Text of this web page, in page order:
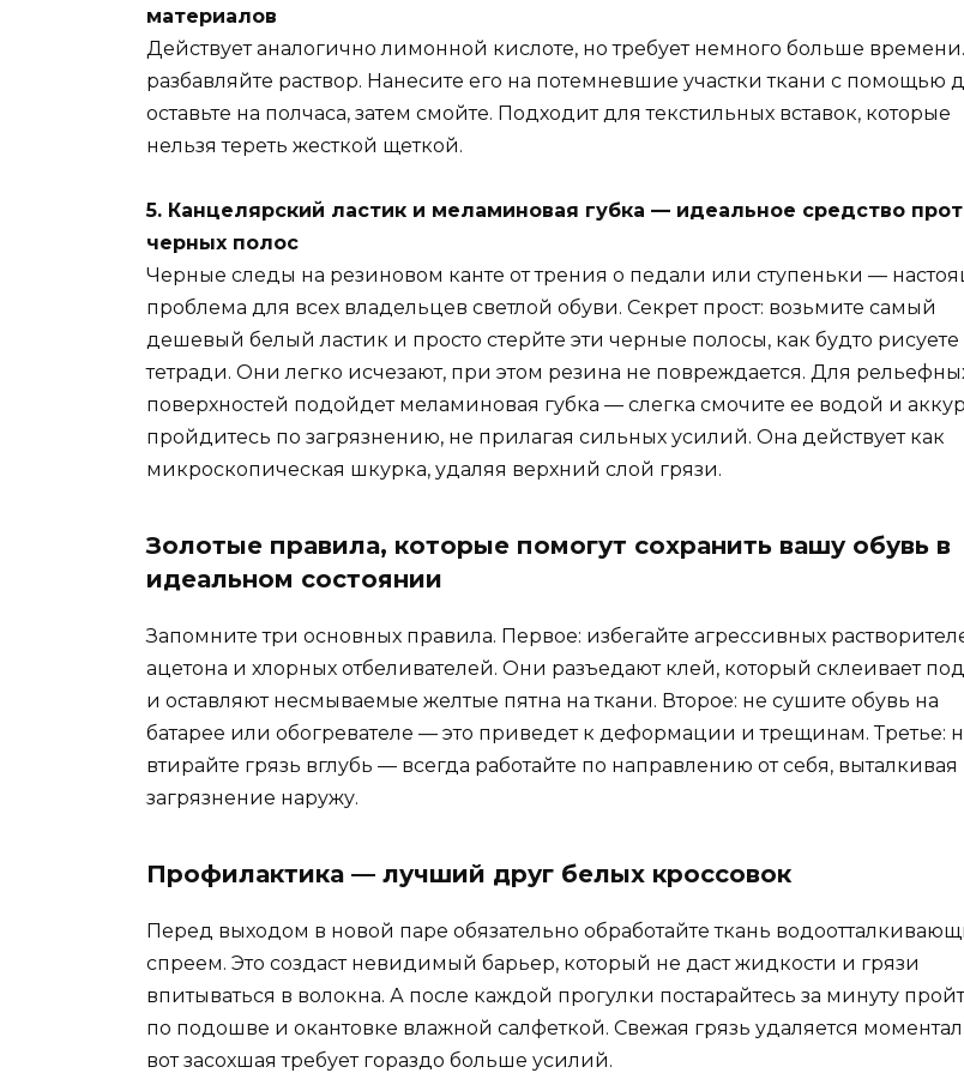
материалов
Действует аналогично лимонной кислоте, но требует немного больше
разбавляйте раствор. Нанесите его на потемневшие участки ткани с помощью
оставьте на полчаса, затем смойте. Подходит для текстильных вставок, которые
нельзя тереть жесткой щеткой.
5. Канцелярский ластик и меламиновая губка — идеальное средство
черных полос
Черные следы на резиновом канте от трения о педали или ступеньки —
проблема для всех владельцев светлой обуви. Секрет прост: возьмите самый
дешевый белый ластик и просто стерйте эти черные полосы, как будто рисуете
тетради. Они легко исчезают, при этом резина не повреждается. Для
поверхностей подойдет меламиновая губка — слегка смочите ее водой и
пройдитесь по загрязнению, не прилагая сильных усилий. Она действует как
микроскопическая шкурка, удаляя верхний слой грязи.
Золотые правила, которые помогут сохранить вашу обувь в
идеальном состоянии
Запомните три основных правила. Первое: избегайте агрессивных
ацетона и хлорных отбеливателей. Они разъедают клей, который склеивает
и оставляют несмываемые желтые пятна на ткани. Второе: не сушите обувь на
батарее или обогревателе — это приведет к деформации и трещинам. Третье:
втирайте грязь вглубь — всегда работайте по направлению от себя, выталкивая
загрязнение наружу.
Профилактика — лучший друг белых кроссовок
Перед выходом в новой паре обязательно обработайте ткань
спреем. Это создаст невидимый барьер, который не даст жидкости и грязи
впитываться в волокна. А после каждой прогулки постарайтесь за минуту
по подошве и окантовке влажной салфеткой. Свежая грязь удаляется
вот засохшая требует гораздо больше усилий.